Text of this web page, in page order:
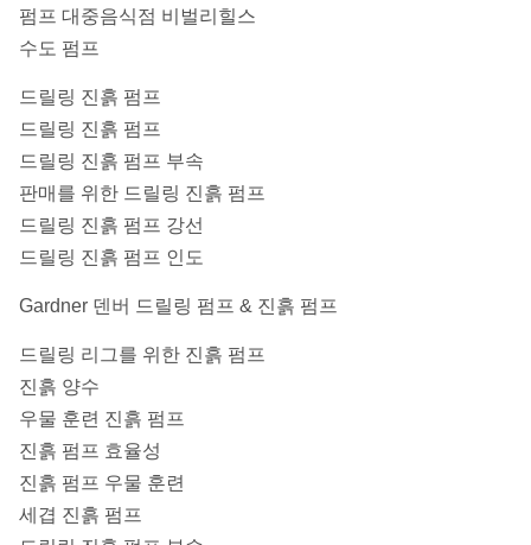
펌프 대중음식점 비벌리힐스
수도 펌프
드릴링 진흙 펌프
드릴링 진흙 펌프
드릴링 진흙 펌프 부속
판매를 위한 드릴링 진흙 펌프
드릴링 진흙 펌프 강선
드릴링 진흙 펌프 인도
Gardner 덴버 드릴링 펌프 & 진흙 펌프
드릴링 리그를 위한 진흙 펌프
진흙 양수
우물 훈련 진흙 펌프
진흙 펌프 효율성
진흙 펌프 우물 훈련
세겹 진흙 펌프